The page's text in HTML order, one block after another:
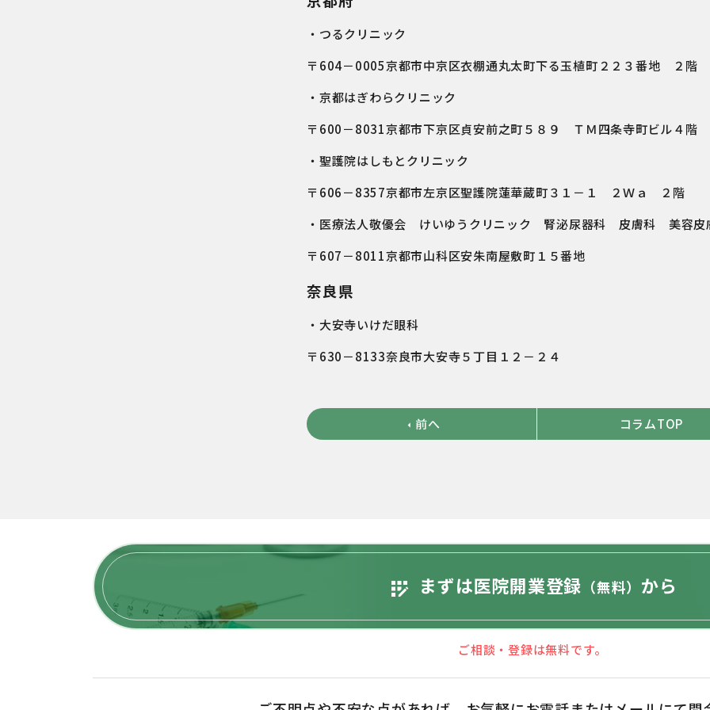
・つるクリニック
〒604－0005京都市中京区衣棚通丸太町下る玉植町２２３番地 ２階
・京都はぎわらクリニック
〒600－8031京都市下京区貞安前之町５８９ ＴＭ四条寺町ビル４階
・聖護院はしもとクリニック
〒606－8357京都市左京区聖護院蓮華蔵町３１－１ ２Ｗａ ２階
・医療法人敬優会 けいゆうクリニック 腎泌尿器科 皮膚科 美容皮
〒607－8011京都市山科区安朱南屋敷町１５番地
奈良県
・大安寺いけだ眼科
〒630－8133奈良市大安寺５丁目１２－２４
arrow_left 前へ コラムTOP
app_registration まずは医院開業登録 （無料） から
ご相談・登録は無料です。